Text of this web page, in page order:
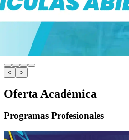
< >
Oferta Académica
Programas Profesionales